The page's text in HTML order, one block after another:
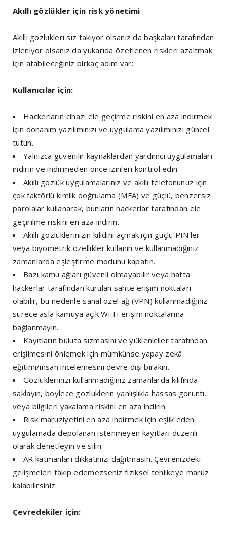
Akıllı gözlükler için risk yönetimi
Akıllı gözlükleri siz takıyor olsanız da başkaları tarafından
izleniyor olsanız da yukarıda özetlenen riskleri azaltmak
için atabileceğiniz birkaç adım var:
Kullanıcılar için:
Hackerların cihazı ele geçirme riskini en aza indirmek
için donanım yazılımınızı ve uygulama yazılımınızı güncel
tutun.
Yalnızca güvenilir kaynaklardan yardımcı uygulamaları
indirin ve indirmeden önce izinleri kontrol edin.
Akıllı gözlük uygulamalarınız ve akıllı telefonunuz için
çok faktörlü kimlik doğrulama (MFA) ve güçlü, benzersiz
parolalar kullanarak, bunların hackerlar tarafından ele
geçirilme riskini en aza indirin.
Akıllı gözlüklerinizin kilidini açmak için güçlü PIN'ler
veya biyometrik özellikler kullanın ve kullanmadığınız
zamanlarda eşleştirme modunu kapatın.
Bazı kamu ağları güvenli olmayabilir veya hatta
hackerlar tarafından kurulan sahte erişim noktaları
olabilir, bu nedenle sanal özel ağ (VPN) kullanmadığınız
sürece asla kamuya açık Wi-Fi erişim noktalarına
bağlanmayın.
Kayıtların buluta sızmasını ve yükleniciler tarafından
erişilmesini önlemek için mümkünse yapay zekâ
eğitimi/insan incelemesini devre dışı bırakın.
Gözlüklerinizi kullanmadığınız zamanlarda kılıfında
saklayın, böylece gözlüklerin yanlışlıkla hassas görüntü
veya bilgileri yakalama riskini en aza indirin.
Risk maruziyetini en aza indirmek için eşlik eden
uygulamada depolanan istenmeyen kayıtları düzenli
olarak denetleyin ve silin.
AR katmanları dikkatinizi dağıtmasın. Çevrenizdeki
gelişmeleri takip edemezseniz fiziksel tehlikeye maruz
kalabilirsiniz.
Çevredekiler için: